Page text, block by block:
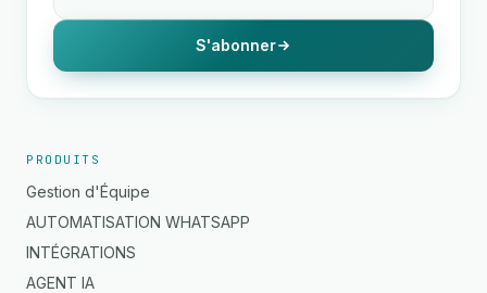
S'abonner
PRODUITS
Gestion d'Équipe
AUTOMATISATION WHATSAPP
INTÉGRATIONS
AGENT IA